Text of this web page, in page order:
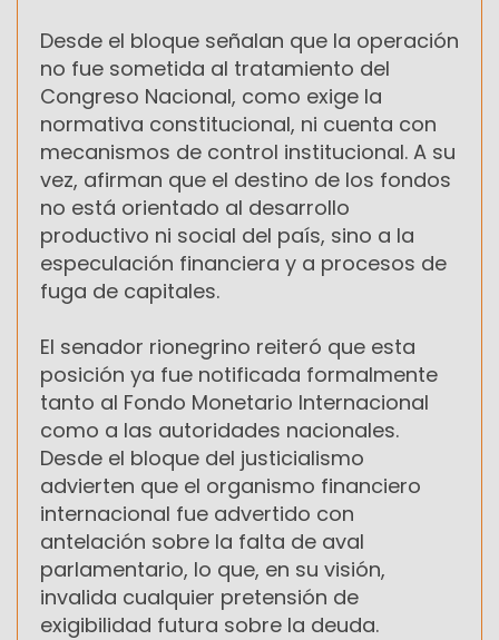
Desde el bloque señalan que la operación
no fue sometida al tratamiento del
Congreso Nacional, como exige la
normativa constitucional, ni cuenta con
mecanismos de control institucional. A su
vez, afirman que el destino de los fondos
no está orientado al desarrollo
productivo ni social del país, sino a la
especulación financiera y a procesos de
fuga de capitales.
El senador rionegrino reiteró que esta
posición ya fue notificada formalmente
tanto al Fondo Monetario Internacional
como a las autoridades nacionales.
Desde el bloque del justicialismo
advierten que el organismo financiero
internacional fue advertido con
antelación sobre la falta de aval
parlamentario, lo que, en su visión,
invalida cualquier pretensión de
exigibilidad futura sobre la deuda.